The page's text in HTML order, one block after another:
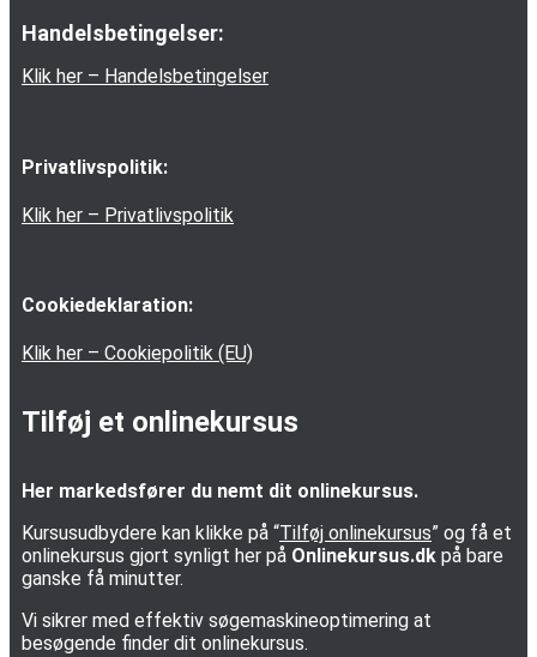
Handelsbetingelser:
Klik her – Handelsbetingelser
Privatlivspolitik:
Klik her – Privatlivspolitik
Cookiedeklaration:
Klik her – Cookiepolitik (EU)
Tilføj et onlinekursus
Her markedsfører du nemt dit onlinekursus.
Kursusudbydere kan klikke på “Tilføj onlinekursus” og få et
onlinekursus gjort synligt her på Onlinekursus.dk på bare
ganske få minutter.
Vi sikrer med effektiv søgemaskineoptimering at
besøgende finder dit onlinekursus.